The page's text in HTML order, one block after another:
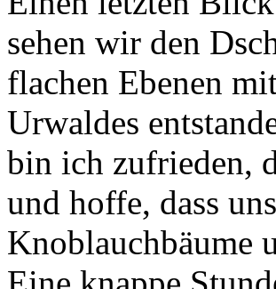
sehen wir den
flachen Ebenen
Urwaldes
bin ich zufrieden,
und hoffe, dass
Knoblauchbäume